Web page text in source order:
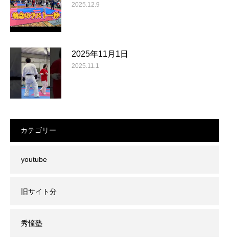
2025.12.9
2025年11月1日
2025.11.1
カテゴリー
youtube
旧サイト分
秀憧塾